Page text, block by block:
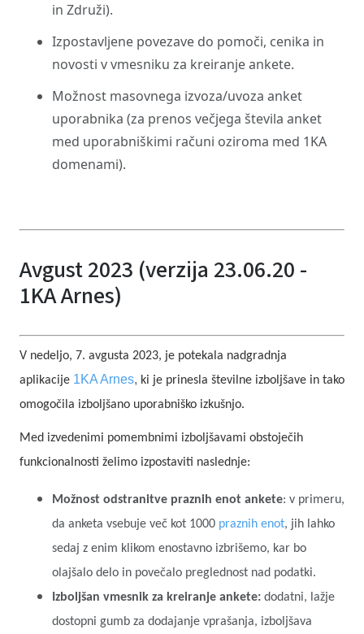
in Združi).
Izpostavljene povezave do pomoči, cenika in
novosti v vmesniku za kreiranje ankete.
Možnost masovnega izvoza/uvoza anket
uporabnika (za prenos večjega števila anket
med uporabniškimi računi oziroma med 1KA
domenami).
Avgust 2023 (verzija 23.06.20 -
1KA Arnes)
V nedeljo, 7. avgusta 2023, je potekala nadgradnja
aplikacije 1KA Arnes, ki je prinesla številne izboljšave in tako
omogočila izboljšano uporabniško izkušnjo.
Med izvedenimi pomembnimi izboljšavami obstoječih
funkcionalnosti želimo izpostaviti naslednje:
Možnost odstranitve praznih enot ankete: v primeru,
da anketa vsebuje več kot 1000 praznih enot, jih lahko
sedaj z enim klikom enostavno izbrišemo, kar bo
olajšalo delo in povečalo preglednost nad podatki.
Izboljšan vmesnik za kreiranje ankete: dodatni, lažje
dostopni gumb za dodajanje vprašanja, izboljšava